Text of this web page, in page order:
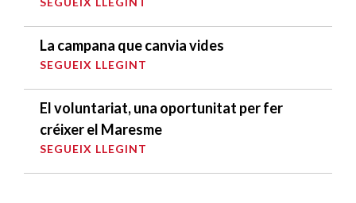
La campana que canvia vides
SEGUEIX LLEGINT
El voluntariat, una oportunitat per fer
créixer el Maresme
SEGUEIX LLEGINT